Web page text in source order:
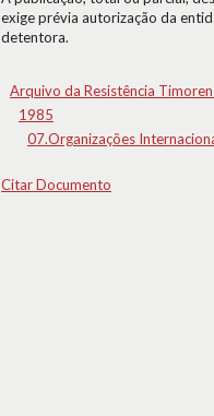
exige prévia autorização da
detentora.
Arquivo da Resistência
1985
07.Organizações
Citar Documento